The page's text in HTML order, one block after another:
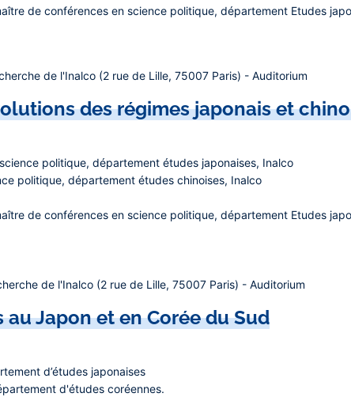
de conférences en science politique, département Etudes
de l'Inalco (2 rue de Lille, 75007 Paris) - Auditorium
des régimes japonais et
politique, département études japonaises, Inalco
politique, département études chinoises, Inalco
de conférences en science politique, département Etudes
de l'Inalco (2 rue de Lille, 75007 Paris) - Auditorium
Japon et en Corée du Sud
d’études japonaises
d'études coréennes.